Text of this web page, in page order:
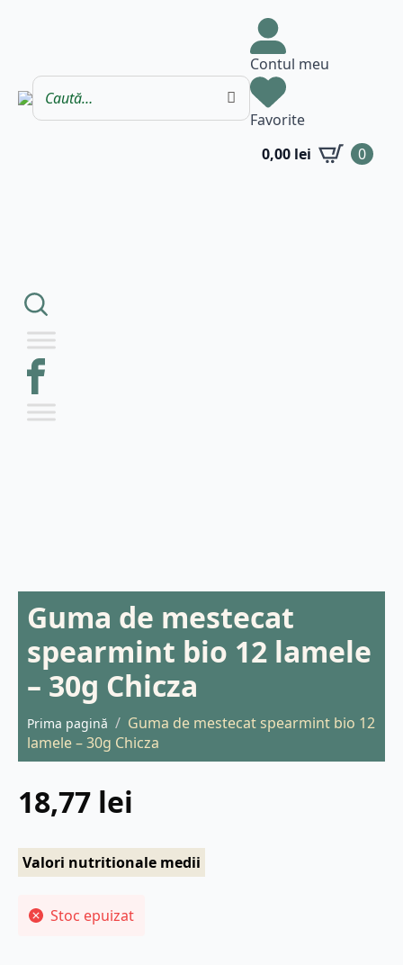
Contul meu
Favorite
0,00 lei 0
Guma de mestecat
spearmint bio 12 lamele
– 30g Chicza
Prima pagină
Guma de mestecat spearmint bio 12
lamele – 30g Chicza
18,77 lei
Valori nutritionale medii
Stoc epuizat